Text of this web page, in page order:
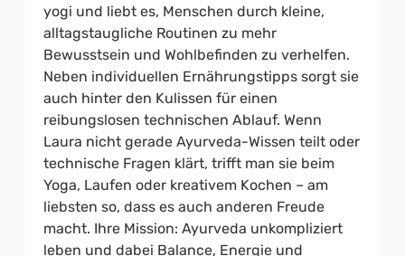
yogi und liebt es, Menschen durch kleine,
alltagstaugliche Routinen zu mehr
Bewusstsein und Wohlbefinden zu verhelfen.
Neben individuellen Ernährungstipps sorgt sie
auch hinter den Kulissen für einen
reibungslosen technischen Ablauf. Wenn
Laura nicht gerade Ayurveda-Wissen teilt oder
technische Fragen klärt, trifft man sie beim
Yoga, Laufen oder kreativem Kochen – am
liebsten so, dass es auch anderen Freude
macht. Ihre Mission: Ayurveda unkompliziert
leben und dabei Balance, Energie und